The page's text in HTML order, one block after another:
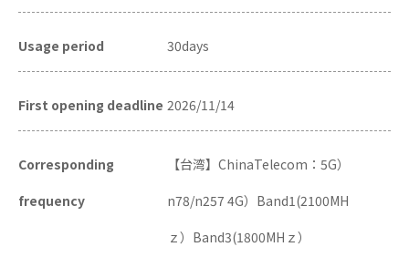
Usage period 30days
First opening deadline 2026/11/14
Corresponding
frequency
【台湾】ChinaTelecom：5G）
n78/n257 4G）Band1(2100MH
ｚ）Band3(1800MHｚ）